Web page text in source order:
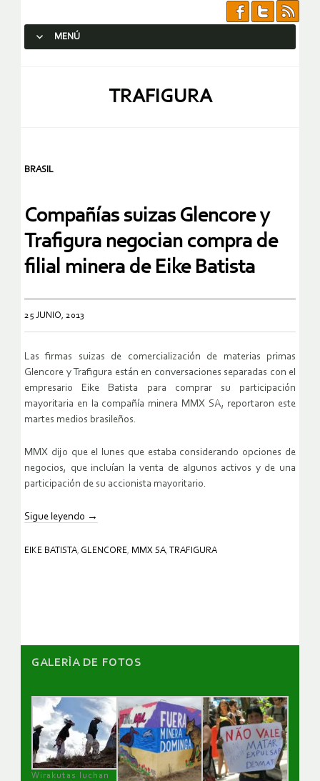
MENÚ
TRAFIGURA
BRASIL
Compañías suizas Glencore y
Trafigura negocian compra de
filial minera de Eike Batista
25 JUNIO, 2013
Las firmas suizas de comercialización de materias primas
Glencore y Trafigura están en conversaciones separadas con el
empresario Eike Batista para comprar su participación
mayoritaria en la compañía minera MMX SA, reportaron este
martes medios brasileños.
MMX dijo que el lunes que estaba considerando opciones de
negocios, que incluían la venta de algunos activos y de una
participación de su accionista mayoritario.
Sigue leyendo →
EIKE BATISTA, GLENCORE, MMX SA, TRAFIGURA
GALERÌA DE FOTOS
Wirakutas luchan